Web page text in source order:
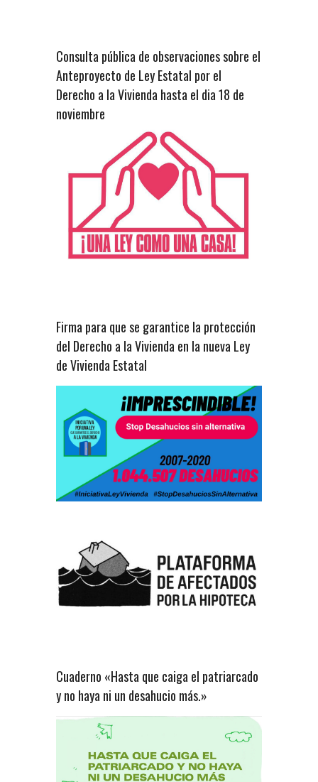
Consulta pública de observaciones sobre el
Anteproyecto de Ley Estatal por el
Derecho a la Vivienda hasta el dia 18 de
noviembre
Firma para que se garantice la protección
del Derecho a la Vivienda en la nueva Ley
de Vivienda Estatal
Cuaderno «Hasta que caiga el patriarcado
y no haya ni un desahucio más.»